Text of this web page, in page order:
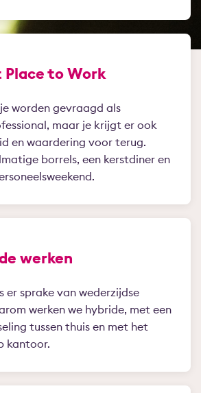
to Work
worden gevraagd als
maar je krijgt er ook
en waardering voor terug.
borrels, een kerstdiner en
werken
er sprake van wederzijdse
werken we hybride, met een
tussen thuis en met het
kantoor.